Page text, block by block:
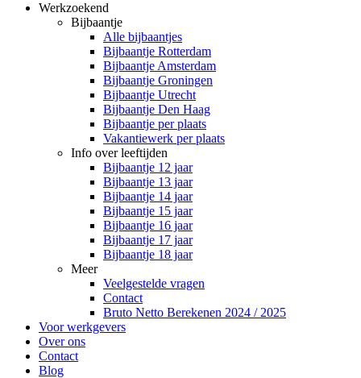
Werkzoekend
Bijbaantje
Alle bijbaantjes
Bijbaantje Rotterdam
Bijbaantje Amsterdam
Bijbaantje Groningen
Bijbaantje Utrecht
Bijbaantje Den Haag
Bijbaantje per plaats
Vakantiewerk per plaats
Info over leeftijden
Bijbaantje 12 jaar
Bijbaantje 13 jaar
Bijbaantje 14 jaar
Bijbaantje 15 jaar
Bijbaantje 16 jaar
Bijbaantje 17 jaar
Bijbaantje 18 jaar
Meer
Veelgestelde vragen
Contact
Bruto Netto Berekenen 2024 / 2025
Voor werkgevers
Over ons
Contact
Blog